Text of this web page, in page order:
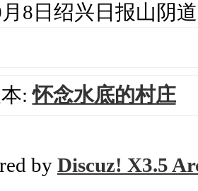
8日绍兴日报山阴道
本:怀念水底的村庄
by Discuz! X3.5